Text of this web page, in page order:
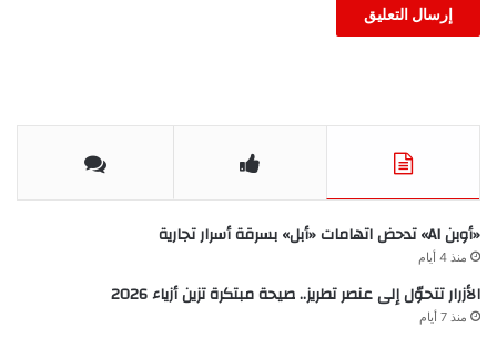
«أوبن AI» تدحض اتهامات «أبل» بسرقة أسرار تجارية
منذ 4 أيام
الأزرار تتحوّل إلى عنصر تطريز.. صيحة مبتكرة تزين أزياء 2026
منذ 7 أيام